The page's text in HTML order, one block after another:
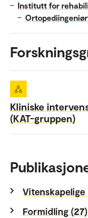
– Institutt for
–
Kliniske
(KAT-gruppen)
Vitenskapelige
Formidling (27)